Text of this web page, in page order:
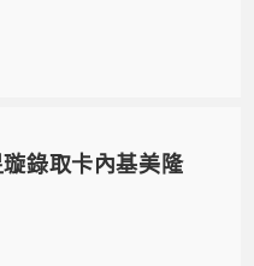
錄取卡內基美隆